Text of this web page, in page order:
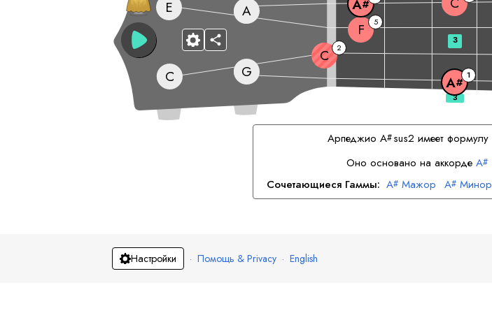
G
A# 1
C
C 2
E
F
5
A A#
3
АрпеджиоA#sus2 имеет формулу
Оно основано на аккордеA#
Сочетающиеся Гаммы: A# Мажор A# Минор
F Минор
Настройки · Помощь & Privacy · English